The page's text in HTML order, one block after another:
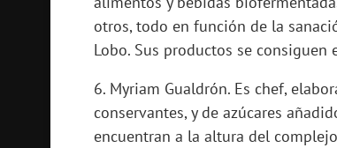
otros, todo en función de la
Lobo. Sus productos se
6. Myriam Gualdrón. Es chef,
conservantes, y de azúcares
encuentran a la altura del